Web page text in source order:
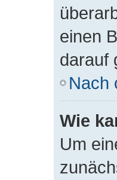
einen
darauf
Nach
Wie
Um